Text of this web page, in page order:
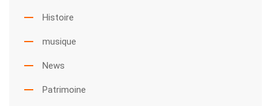
Histoire
musique
News
Patrimoine